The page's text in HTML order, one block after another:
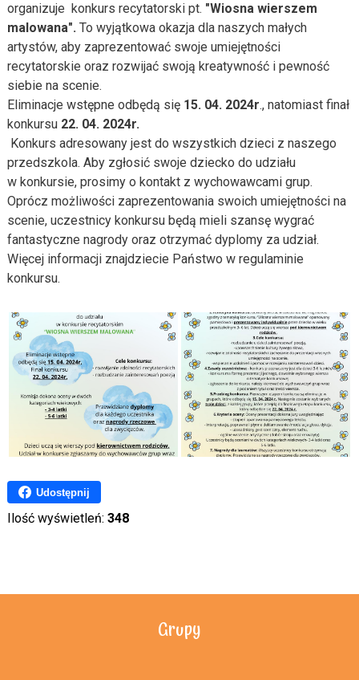
organizuje konkurs recytatorski pt. "Wiosna wierszem
malowana". To wyjątkowa okazja dla naszych małych
artystów, aby zaprezentować swoje umiejętności
recytatorskie oraz rozwijać swoją kreatywność i pewność
siebie na scenie.
Eliminacje wstępne odbędą się 15. 04. 2024r., natomiast finał
konkursu 22. 04. 2024r.
Konkurs adresowany jest do wszystkich dzieci z naszego
przedszkola. Aby zgłosić swoje dziecko do udziału
w konkursie, prosimy o kontakt z wychowawcami grup.
Oprócz możliwości zaprezentowania swoich umiejętności na
scenie, uczestnicy konkursu będą mieli szansę wygrać
fantastyczne nagrody oraz otrzymać dyplomy za udział.
Więcej informacji znajdziecie Państwo w regulaminie
konkursu.
Udostępnij
Ilość wyświetleń: 348
Grupy